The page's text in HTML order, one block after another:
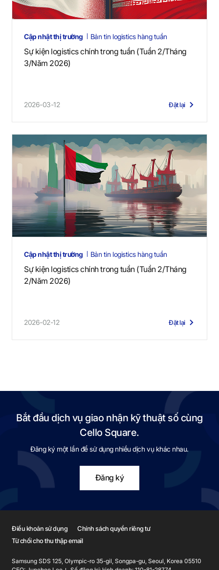
Cập nhật thị trường Bản tin logistics hàng tuần
Sự kiện logistics chính trong tuần (Tuần 2/Tháng
3/Năm 2026)
2026-03-12 Đặt lại
Cập nhật thị trường Bản tin logistics hàng tuần
Sự kiện logistics chính trong tuần (Tuần 2/Tháng
2/Năm 2026)
2026-02-12 Đặt lại
Bắt đầu dịch vụ giao nhận kỹ thuật số cùng
Cello Square.
Đăng ký một lần để sử dụng nhiều dịch vụ khác nhau.
Đăng ký
Samsung SDS 125, Olympic-ro 35-gil, Songpa-gu, Seoul, Korea 05510
Điều khoản sử dụng
Chính sách quyền riêng tư
Từ chối cho thu thập email